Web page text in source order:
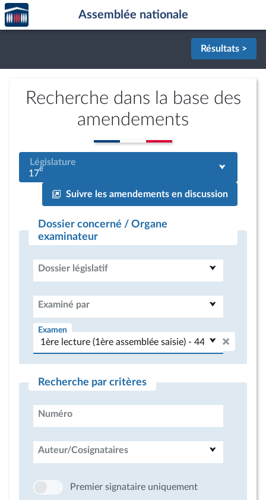
Aller au contenu
Aller en bas de la page
Accèder
à la
page
Assemblée nationale
Résultats >
Recherche dans la base des
amendements
Législature
17e
Suivre les amendements en discussion
Dossier concerné / Organe
examinateur
Dossier législatif
Examiné par
Examen
Recherche par critères
Numéro
Auteur/Cosignataires
Premier signataire uniquement